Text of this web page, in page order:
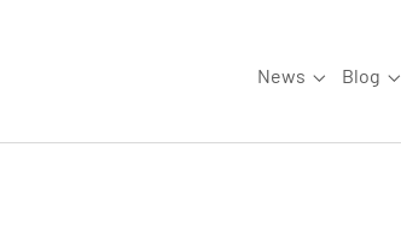
News
Submenu
Blog